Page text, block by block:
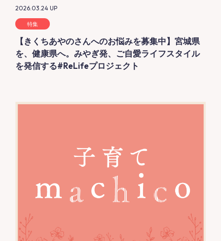
2026.03.24 UP
特集
【きくちあやのさんへのお悩みを募集中】宮城県
を、健康県へ。みやぎ発、ご自愛ライフスタイル
を発信する#ReLifeプロジェクト